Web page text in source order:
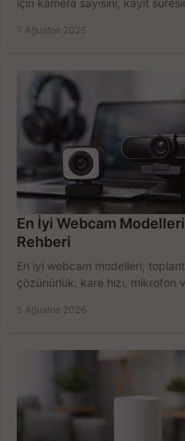
7 Ağustos 2026
En İyi Webcam
Rehberi
En iyi webcam modelleri;
çözünürlük, kare hızı, mikrofon
5 Ağustos 2026